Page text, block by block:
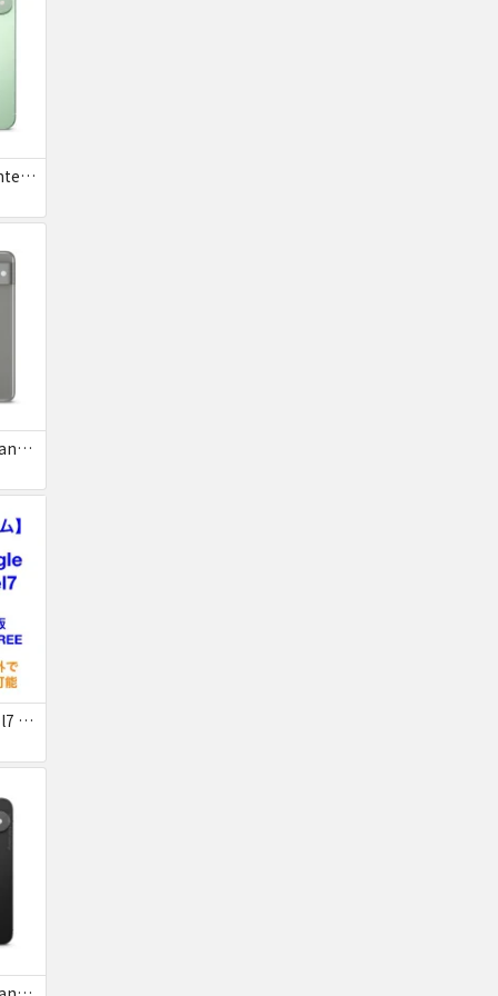
Google Pixel9 au Wintergreen 128GB / 12GB 送料無料
Google Pixel8 SoftBank SIMフリー 送料無料
【美品】Google Pixel7 128GB 赤ロム